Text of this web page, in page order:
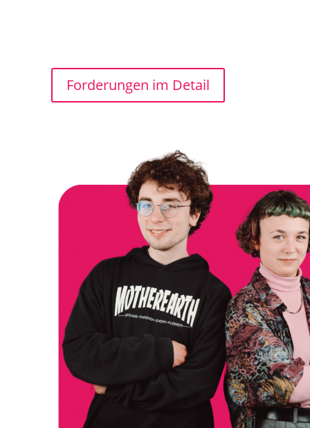
Forderungen im Detail